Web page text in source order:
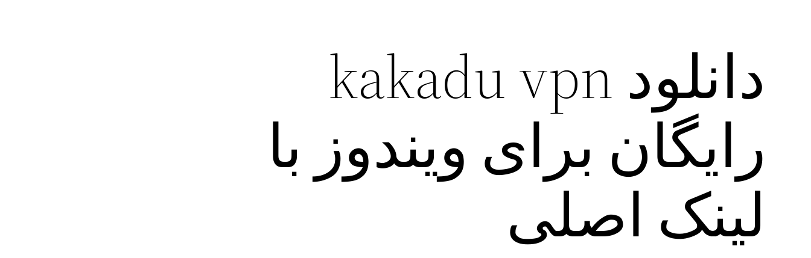
دانلود kakadu vpn
رایگان برای ویندوز با
لینک اصلی